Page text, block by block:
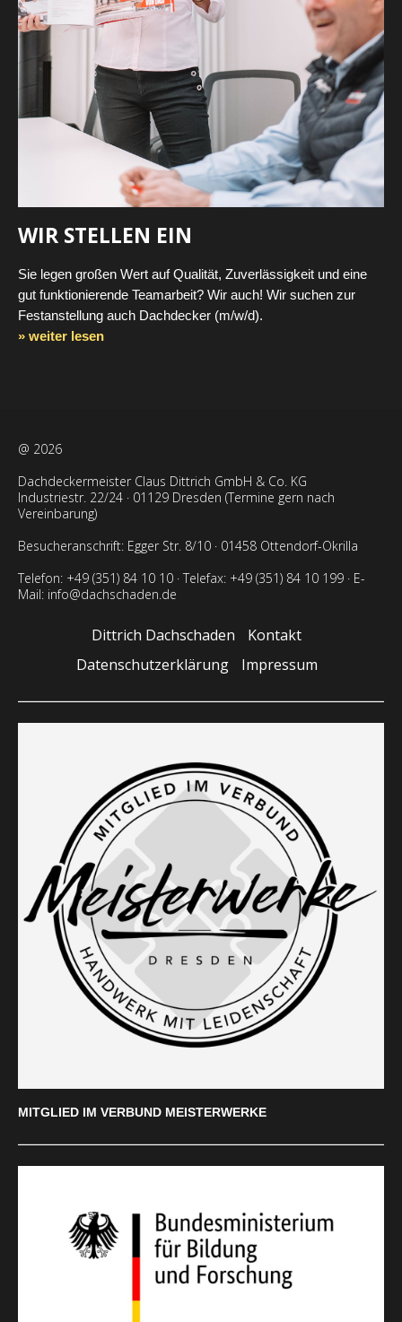
WIR STELLEN EIN
Sie legen großen Wert auf Qualität, Zuverlässigkeit und eine
gut funktionierende Teamarbeit? Wir auch! Wir suchen zur
Festanstellung auch Dachdecker (m/w/d).
» weiter lesen
@ 2026
Dachdeckermeister Claus Dittrich GmbH & Co. KG
Industriestr. 22/24 · 01129 Dresden (Termine gern nach
Vereinbarung)
Besucheranschrift: Egger Str. 8/10 · 01458 Ottendorf-Okrilla
Telefon: +49 (351) 84 10 10 · Telefax: +49 (351) 84 10 199 · E-
Mail: info@dachschaden.de
Dittrich Dachschaden
Kontakt
Datenschutzerklärung
Impressum
MITGLIED IM VERBUND MEISTERWERKE